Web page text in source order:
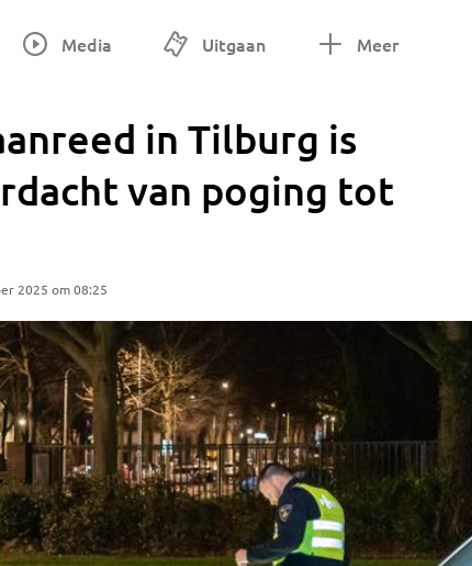
Media Uitgaan Meer
in Tilburg is
van poging tot
2025 om 08:25